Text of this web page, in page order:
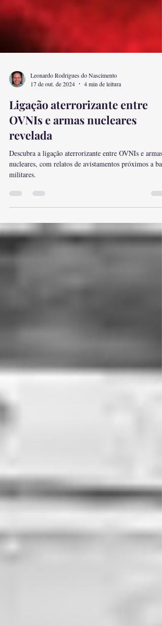
17 de out. de 2024
4 min de leitura
Ligação aterrorizante entre
OVNIs e armas nucleares
revelada
Descubra a ligação aterrorizante entre OVNIs e armas
militares.